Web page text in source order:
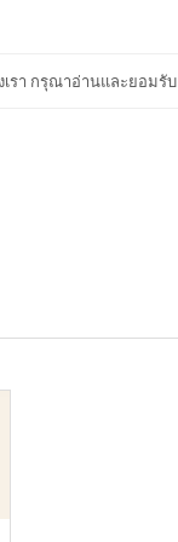
เรา กรุณาอ่านและยอมรับ